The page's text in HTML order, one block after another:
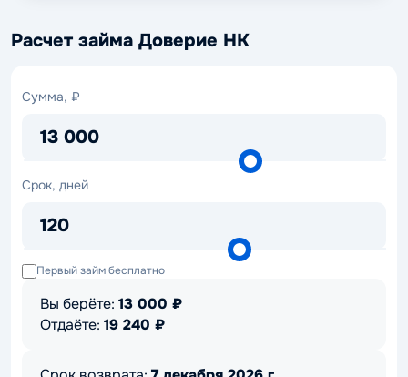
Расчет займа Доверие НК
Сумма, ₽
13 000
Сумма,
Срок, дней
120
Срок,
Первый займ бесплатно
Вы берёте: 13 000 ₽
Отдаёте: 19 240 ₽